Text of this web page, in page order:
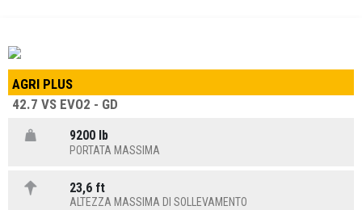
AGRI PLUS
42.7 VS EVO2 - GD
9200 lb
PORTATA MASSIMA
23,6 ft
ALTEZZA MASSIMA DI SOLLEVAMENTO